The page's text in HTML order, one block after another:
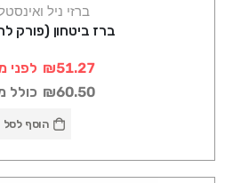
ברזי ניל
ברז ביטחון (פורק
₪51.27 לפני
₪60.50 כולל
הוסף לסל